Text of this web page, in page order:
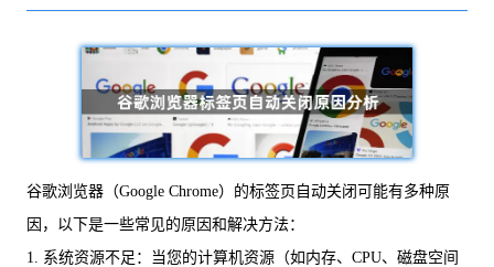
谷歌浏览器（Google Chrome）的标签页自动关闭可能有多种原
因，以下是一些常见的原因和解决方法：
1. 系统资源不足：当您的计算机资源（如内存、CPU、磁盘空间